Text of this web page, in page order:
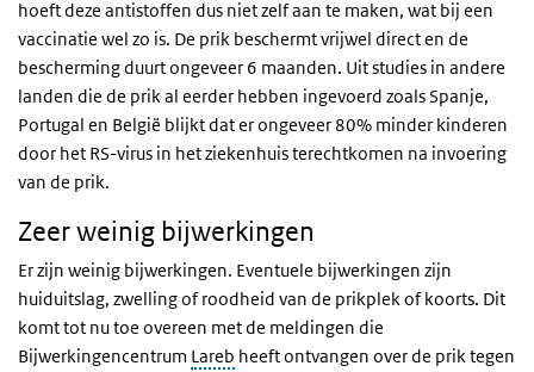
hoeft deze antistoffen dus niet zelf aan te maken, wat bij een
vaccinatie wel zo is. De prik beschermt vrijwel direct en de
bescherming duurt ongeveer 6 maanden. Uit studies in andere
landen die de prik al eerder hebben ingevoerd zoals Spanje,
Portugal en België blijkt dat er ongeveer 80% minder kinderen
door het RS-virus in het ziekenhuis terechtkomen na invoering
van de prik.
Zeer weinig bijwerkingen
Er zijn weinig bijwerkingen. Eventuele bijwerkingen zijn
huiduitslag, zwelling of roodheid van de prikplek of koorts. Dit
komt tot nu toe overeen met de meldingen die
Bijwerkingencentrum Lareb heeft ontvangen over de prik tegen